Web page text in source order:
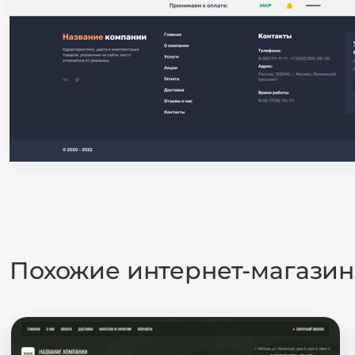
Похожие интернет-